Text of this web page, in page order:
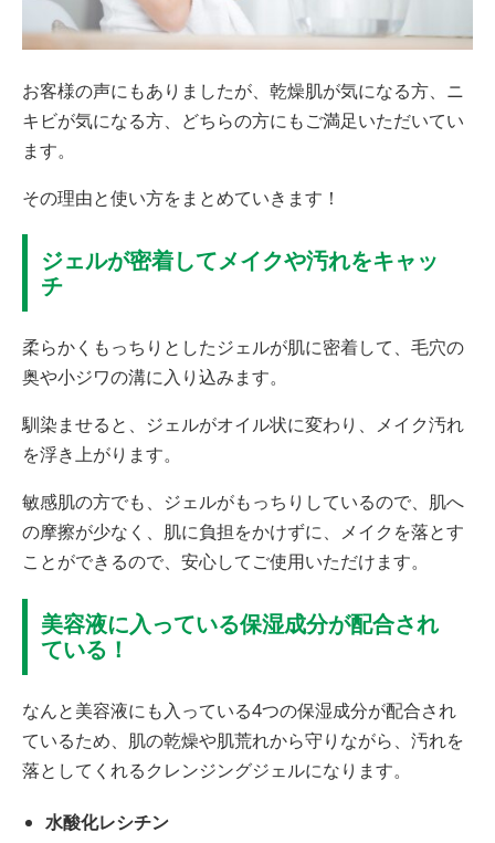
お客様の声にもありましたが、乾燥肌が気になる方、ニ
キビが気になる方、どちらの方にもご満足いただいてい
ます。
その理由と使い方をまとめていきます！
ジェルが密着してメイクや汚れをキャッ
チ
柔らかくもっちりとしたジェルが肌に密着して、毛穴の
奥や小ジワの溝に入り込みます。
馴染ませると、ジェルがオイル状に変わり、メイク汚れ
を浮き上がります。
敏感肌の方でも、ジェルがもっちりしているので、肌へ
の摩擦が少なく、肌に負担をかけずに、メイクを落とす
ことができるので、安心してご使用いただけます。
美容液に入っている保湿成分が配合され
ている！
なんと美容液にも入っている4つの保湿成分が配合され
ているため、肌の乾燥や肌荒れから守りながら、汚れを
落としてくれるクレンジングジェルになります。
水酸化レシチン